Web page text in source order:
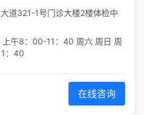
道321-1号门诊大楼2楼体检中
午8：00-11：40 周六 周日 周
：40
在线咨询